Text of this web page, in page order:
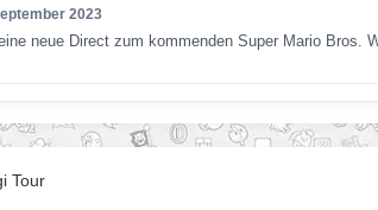
2023
neue Direct zum kommenden Super Mario
Tour